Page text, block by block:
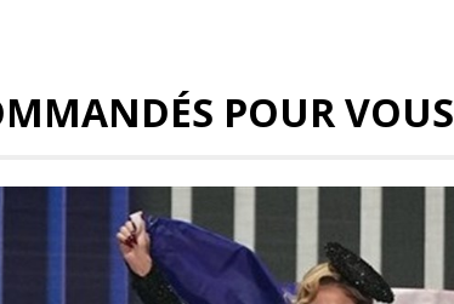
POUR VOUS